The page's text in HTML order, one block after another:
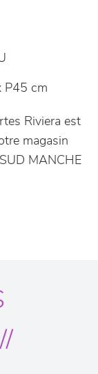
P45 cm
Riviera est
magasin
MANCHE